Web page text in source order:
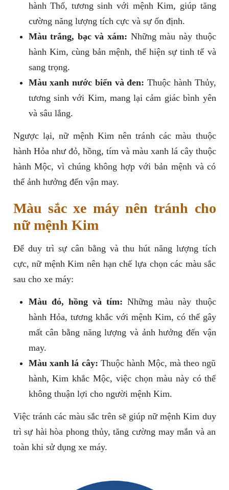
hành Thổ, tương sinh với mệnh Kim, giúp tăng
cường năng lượng tích cực và sự ổn định.
Màu trắng, bạc và xám: Những màu này thuộc
hành Kim, cùng bản mệnh, thể hiện sự tinh tế và
sang trọng.
Màu xanh nước biển và đen: Thuộc hành Thủy,
tương sinh với Kim, mang lại cảm giác bình yên
và sâu lắng.
Ngược lại, nữ mệnh Kim nên tránh các màu thuộc
hành Hỏa như đỏ, hồng, tím và màu xanh lá cây thuộc
hành Mộc, vì chúng không hợp với bản mệnh và có
thể ảnh hưởng đến vận may.
Màu sắc xe máy nên tránh cho
nữ mệnh Kim
Để duy trì sự cân bằng và thu hút năng lượng tích
cực, nữ mệnh Kim nên hạn chế lựa chọn các màu sắc
sau cho xe máy:
Màu đỏ, hồng và tím: Những màu này thuộc
hành Hỏa, tương khắc với mệnh Kim, có thể gây
mất cân bằng năng lượng và ảnh hưởng đến vận
may.
Màu xanh lá cây: Thuộc hành Mộc, mà theo ngũ
hành, Kim khắc Mộc, việc chọn màu này có thể
không thuận lợi cho người mệnh Kim.
Việc tránh các màu sắc trên sẽ giúp nữ mệnh Kim duy
trì sự hài hòa phong thủy, tăng cường may mắn và an
toàn khi sử dụng xe máy.